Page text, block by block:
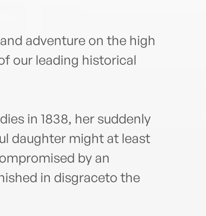
adventure on the high
our leading historical
in 1838, her suddenly
daughter might at least
by an
in disgraceto the